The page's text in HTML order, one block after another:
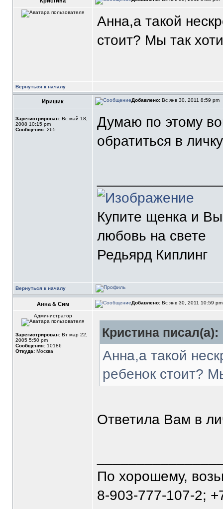
Анна,а такой
стоит? Мы так
Вернуться к началу
Иришик Добавлено: Вс янв 30, 2011 8:59 pm
Зарегистрирован: Вс май 18,
2008 10:15 pm
Сообщения: 265
Думаю по этому
обратиться в
Купите щенка и
любовь на свете
Редьярд Киплинг
Вернуться к началу
Анна & Сим Добавлено: Вс янв 30, 2011 10:59
Администратор
Зарегистрирован: Вт мар 22,
2005 5:50 pm
Сообщения: 10186
Откуда: Москва
Кристина писал(а):
Анна,а такой
ребенок стоит?
Ответила Вам в
По хорошему,
8-903-777-107-2;